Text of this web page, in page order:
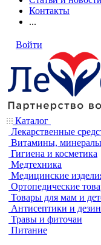
Контакты
...
Войти
Каталог
Лекарственные
Витамины,
Гигиена и косметика
Медтехника
Медицинские
Ортопедические
Товары для мам и
Антисептики и
Травы и фиточаи
Питание